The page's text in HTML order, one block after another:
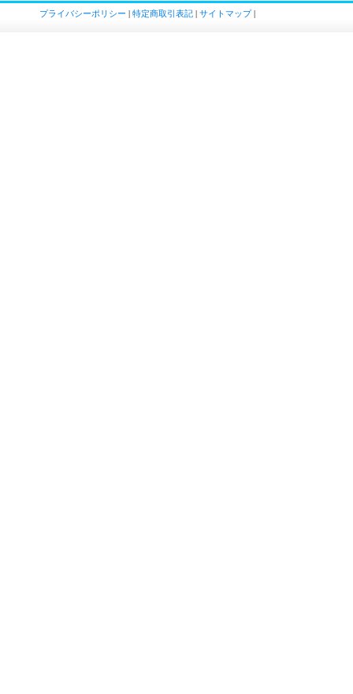
プライバシーポリシー | 特定商取引表記 | サイトマップ|